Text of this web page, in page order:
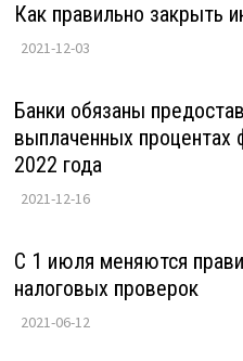
Как правильно закрыть
2021-12-03
Банки обязаны
выплаченных
2022 года
2021-12-16
С 1 июля меняются
налоговых проверок
2021-06-12